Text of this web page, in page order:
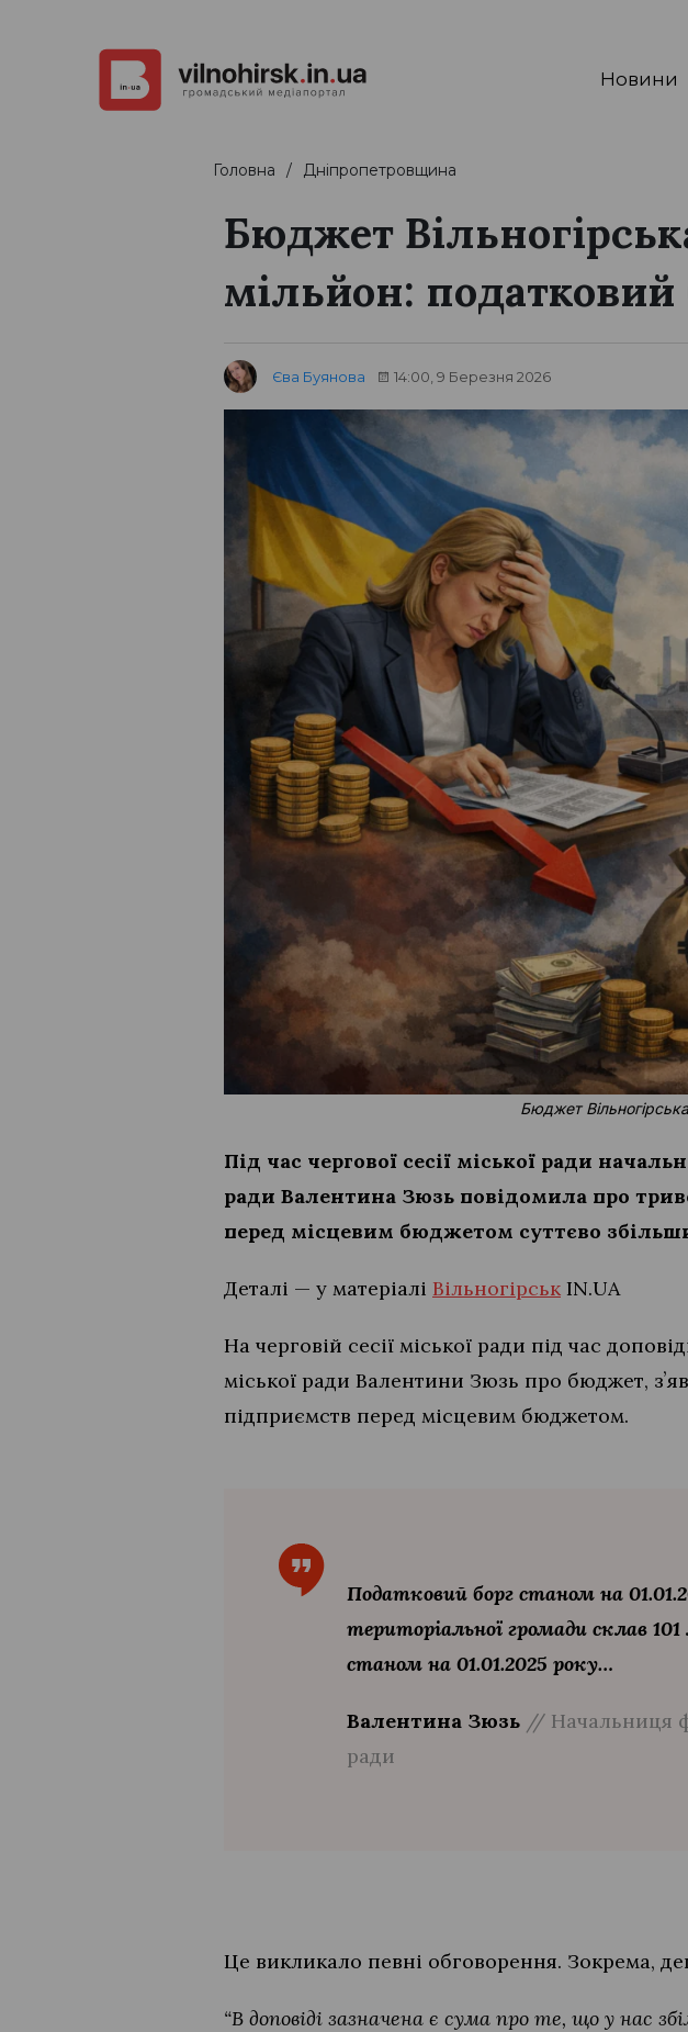
Новини
Головна Дніпропетровщина
Бюджет
мільйон: податковий
Єва Буянова 14:00, 9 Березня 2026
Бюджет
Під час чергової сесії міської ради
ради Валентина Зюзь повідомила про
перед місцевим бюджетом суттєво
Деталі — у матеріалі Вільногірськ IN.UA
На черговій сесії міської ради під час
міської ради Валентини Зюзь про бюджет,
підприємств перед місцевим бюджетом.
Податковий борг станом на
територіальної громади склав
станом на 01.01.2025 року…
Валентина Зюзь // Начальниця
ради
Це викликало певні обговорення. Зокрема,
“В доповіді зазначена є сума про те, що у нас